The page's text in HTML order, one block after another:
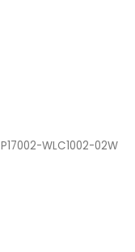
P17002-WLC1002-02W